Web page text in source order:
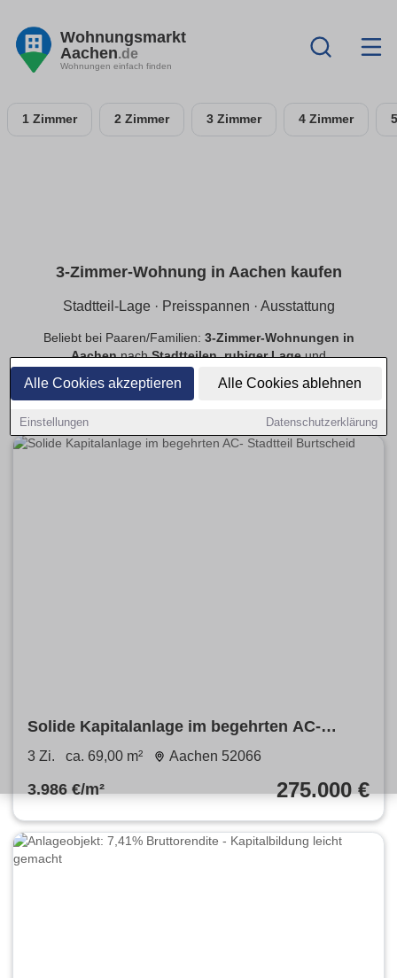
Alle Cookies akzeptieren Alle Cookies ablehnen
Einstellungen Datenschutzerklärung
Wohnungsmarkt
Aachen.de
Wohnungen einfach finden
1 Zimmer 2 Zimmer 3 Zimmer 4 Zimmer
3-Zimmer-Wohnung in Aachen kaufen
Stadtteil-Lage · Preisspannen · Ausstattung
Beliebt bei Paaren/Familien: 3-Zimmer-Wohnungen in
AachennachStadtteilen,ruhiger Lageund
Balkon
provisionsfrei.
Solide Kapitalanlage im begehrten AC-
Stadtteil Burtscheid
3 Zi. ca. 69,00 m² Aachen 52066
3.986 €/m² 275.000 €